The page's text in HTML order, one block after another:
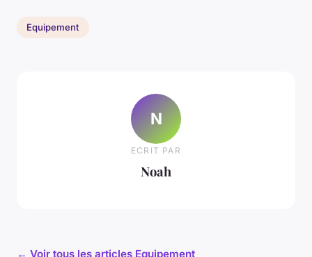
Equipement
N
ECRIT PAR
Noah
← Voir tous les articles Equipement